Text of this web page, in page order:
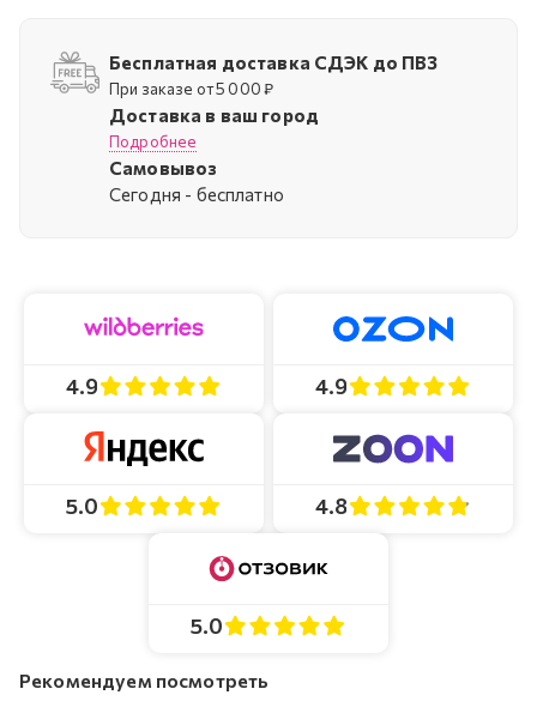
Бесплатная доставка СДЭК до ПВЗ
При заказе от 5 000 ₽
Доставка в ваш город
Подробнее
Самовывоз
Cегодня - бесплатно
4.9 4.9
5.0 4.8
5.0
Рекомендуем посмотреть